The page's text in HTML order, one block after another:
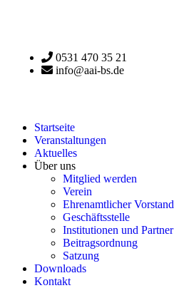
0531 470 35 21
info@aai-bs.de
Startseite
Veranstaltungen
Aktuelles
Über uns
Mitglied werden
Verein
Ehrenamtlicher Vorstand
Geschäftsstelle
Institutionen und Partner
Beitragsordnung
Satzung
Downloads
Kontakt